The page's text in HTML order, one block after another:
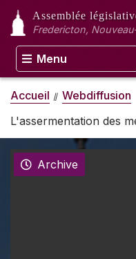
Assemblée
Fredericton,
Menu
Accueil
Webdiffusion
L'assermentation des
Archive